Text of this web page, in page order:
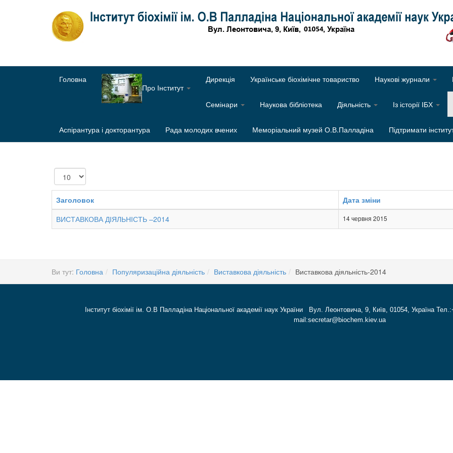
Головна
Про Інститут
Дирекція Українське біохімічне товариство Наукові журнали
Семінари Наукова бібліотека Діяльність Із історії ІБХ
Аспірантура і докторантура Рада молодих вчених Меморіальний музей О.В.Палладіна Підтримати
Показувати
Заголовок Дата зміни
ВИСТАВКОВА ДІЯЛЬНІСТЬ –2014
14 червня 2015
Ви тут: Головна Популяризаційна діяльність Виставкова діяльність Виставкова діяльність-2014
Інститут біохімії ім. О.В Палладіна Національної академії наук України Вул. Леонтовича, 9, Київ, 01054, Україна
mail:secretar@biochem.kiev.ua